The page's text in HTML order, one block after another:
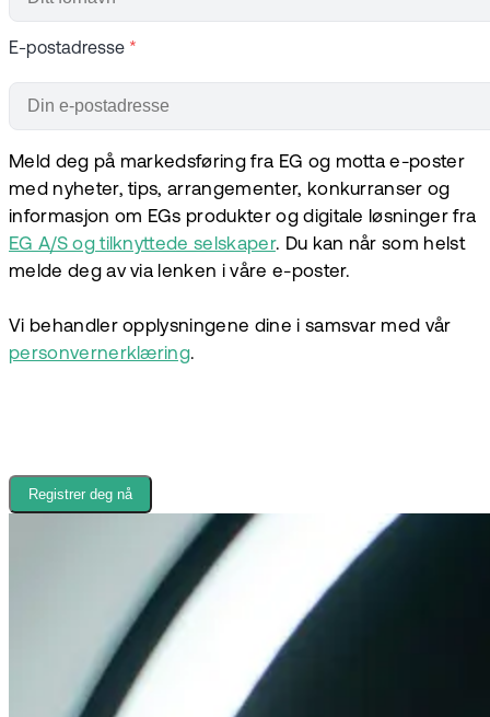
E-postadresse *
Meld deg på markedsføring fra EG og motta e-poster
med nyheter, tips, arrangementer, konkurranser og
informasjon om EGs produkter og digitale løsninger fra
EG A/S og tilknyttede selskaper. Du kan når som helst
melde deg av via lenken i våre e-poster.
Vi behandler opplysningene dine i samsvar med vår
personvernerklæring.
Registrer deg nå